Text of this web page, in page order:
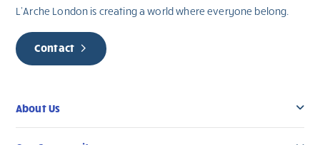
L’Arche London is creating a world where everyone belong.
Contact
About Us